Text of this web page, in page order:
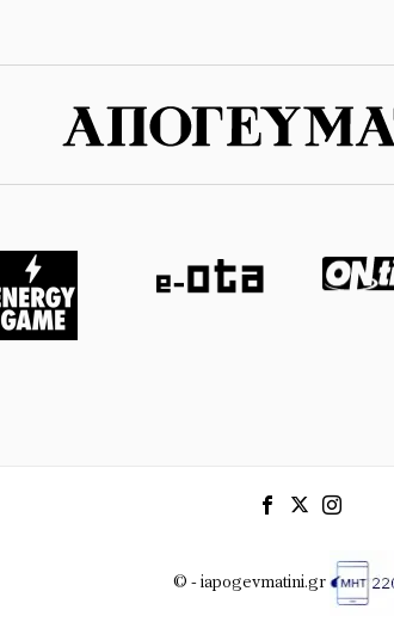
© - iapogevmatini.gr